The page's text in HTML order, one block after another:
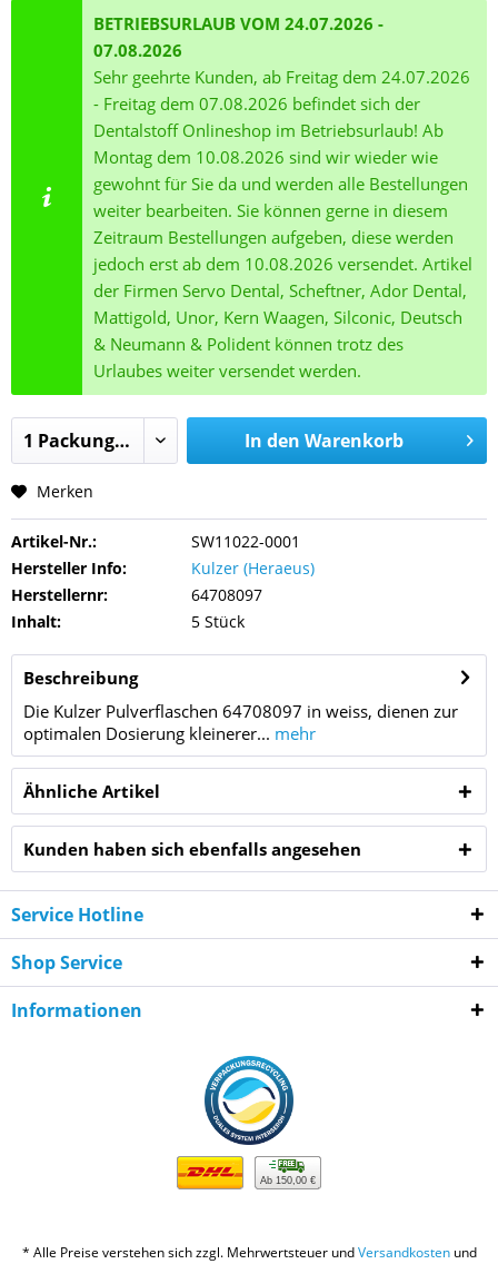
BETRIEBSURLAUB VOM 24.07.2026 -
07.08.2026
Sehr geehrte Kunden, ab Freitag dem 24.07.2026
- Freitag dem 07.08.2026 befindet sich der
Dentalstoff Onlineshop im Betriebsurlaub! Ab
Montag dem 10.08.2026 sind wir wieder wie
gewohnt für Sie da und werden alle Bestellungen
weiter bearbeiten. Sie können gerne in diesem
Zeitraum Bestellungen aufgeben, diese werden
jedoch erst ab dem 10.08.2026 versendet. Artikel
der Firmen Servo Dental, Scheftner, Ador Dental,
Mattigold, Unor, Kern Waagen, Silconic, Deutsch
& Neumann & Polident können trotz des
Urlaubes weiter versendet werden.
In den Warenkorb
Merken
Artikel-Nr.:
SW11022-0001
Hersteller Info:
Kulzer (Heraeus)
Herstellernr:
64708097
Inhalt:
5 Stück
Beschreibung
Die Kulzer Pulverflaschen 64708097 in weiss, dienen zur
optimalen Dosierung kleinerer... mehr
Ähnliche Artikel
Kunden haben sich ebenfalls angesehen
Service Hotline
Shop Service
Informationen
Ab 150,00 €
* Alle Preise verstehen sich zzgl. Mehrwertsteuer undVersandkostenund